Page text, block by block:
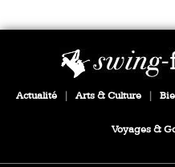
Actualité Arts & Culture
Voyages &